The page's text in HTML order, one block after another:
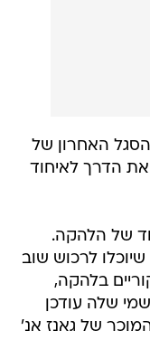
האחרון של
הדרך לאיחוד
של הלהקה.
לרכוש שוב
בלהקה,
שלה עודכן
של גאנז אנ'